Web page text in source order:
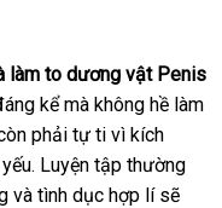
làm to dương vật Penis
kểPháp
mà không hề làm
phải tự ti vì kích
sửa
chữa
. Luyện tập thường
thanh
và tình dục hợp lí thế
sẽ